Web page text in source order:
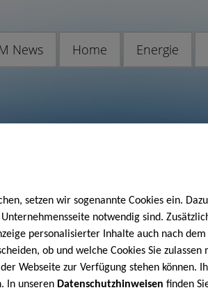
setzen wir sogenannte Cookies ein.
notwendig sind.
personalisierter Inhalte auch nach
ob und welche Cookies Sie
Webseite zur Verfügung stehen können.
In unseren Datenschutzhinweisen finden
News Home Energie